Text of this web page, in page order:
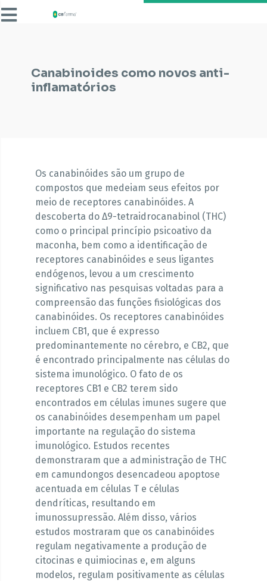
Canabinoides como novos anti-
inflamatórios
Os canabinóides são um grupo de
compostos que medeiam seus efeitos por
meio de receptores canabinóides. A
descoberta do Δ9-tetraidrocanabinol (THC)
como o principal princípio psicoativo da
maconha, bem como a identificação de
receptores canabinóides e seus ligantes
endógenos, levou a um crescimento
significativo nas pesquisas voltadas para a
compreensão das funções fisiológicas dos
canabinóides. Os receptores canabinóides
incluem CB1, que é expresso
predominantemente no cérebro, e CB2, que
é encontrado principalmente nas células do
sistema imunológico. O fato de os
receptores CB1 e CB2 terem sido
encontrados em células imunes sugere que
os canabinóides desempenham um papel
importante na regulação do sistema
imunológico. Estudos recentes
demonstraram que a administração de THC
em camundongos desencadeou apoptose
acentuada em células T e células
dendríticas, resultando em
imunossupressão. Além disso, vários
estudos mostraram que os canabinóides
regulam negativamente a produção de
citocinas e quimiocinas e, em alguns
modelos, regulam positivamente as células